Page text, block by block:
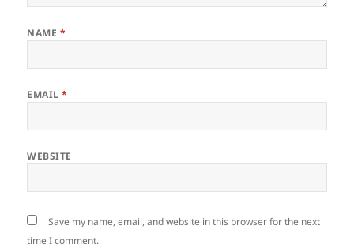
NAME *
EMAIL*
WEBSITE
Save my name, email, and website in this browser for the next
time I comment.